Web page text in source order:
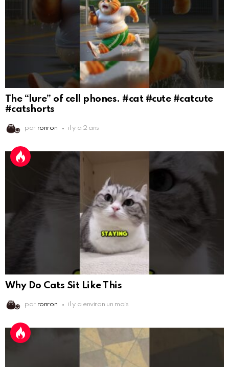
The “lure” of cell phones. #cat #cute #catcute
#catshorts
par ronron il y a 2 ans
Why Do Cats Sit Like This
par ronron il y a environ un mois